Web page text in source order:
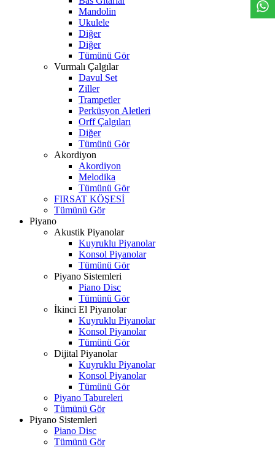
Mandolin
Ukulele
Diğer
Diğer
Tümünü Gör
Vurmalı Çalgılar
Davul Set
Ziller
Trampetler
Perküsyon Aletleri
Orff Çalgıları
Diğer
Tümünü Gör
Akordiyon
Akordiyon
Melodika
Tümünü Gör
FIRSAT KÖŞESİ
Tümünü Gör
Piyano
Akustik Piyanolar
Kuyruklu Piyanolar
Konsol Piyanolar
Tümünü Gör
Piyano Sistemleri
Piano Disc
Tümünü Gör
İkinci El Piyanolar
Kuyruklu Piyanolar
Konsol Piyanolar
Tümünü Gör
Dijital Piyanolar
Kuyruklu Piyanolar
Konsol Piyanolar
Tümünü Gör
Piyano Tabureleri
Tümünü Gör
Piyano Sistemleri
Piano Disc
Tümünü Gör